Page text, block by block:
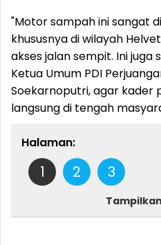
"Motor sampah ini sangat
khususnya di wilayah
akses jalan sempit. Ini juga
Ketua Umum PDI
Soekarnoputri, agar kader
langsung di tengah
Halaman:
1 2 3